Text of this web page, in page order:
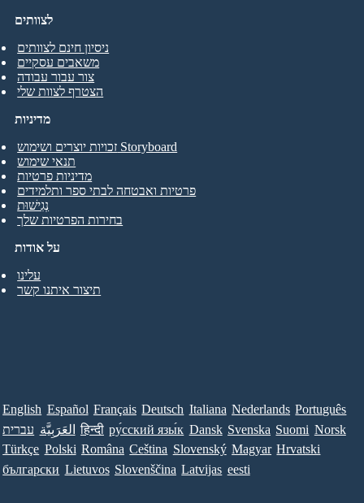
לצוותים
ניסיון חינם לצוותים
משאבים עסקיים
צור עבור עבודה
הצטרף לצוות שלי
על אודות
עלינו
תיצור איתנו קשר
מדיניות
זכויות יוצרים ושימוש Storyboard
תנאי שימוש
מדיניות פרטיות
פרטיות ואבטחה לבתי ספר ותלמידים
נְגִישׁוּת
בחירות הפרטיות שלך
English Español Français Deutsch Italiana Nederlands Português
עברית العَرَبِيَّة हिन्दी ру́сский язы́к Dansk Svenska Suomi Norsk
Türkçe Polski Româna Ceština Slovenský Magyar Hrvatski
български Lietuvos Slovenščina Latvijas eesti